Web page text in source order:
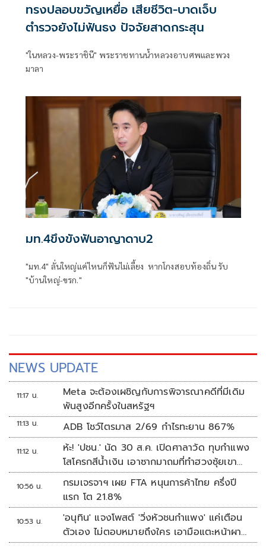
ทรงปลอบขวัญเหยื่อ เสียชีวิต-บาดเจ็บ
ตำรวจยังไม่ฟันธง ปัจจัยสาดกระสุน
"ในหลวง-พระราชินี" พระราชทานน้ำหลวงอาบศพและพวง
มาลา
มท.4ขึงขังฟันอาญาดาบ2
"มท.4" ลั่นใหญ่แค่ไหนก็ฟันไม่เลี้ยง หากโกงสอบท้องถิ่น รับ
"บ้านใหญ่-ขรก."
NEWS UPDATE
11:17 น.
Meta จะต้องเผชิญกับการพิจารณาคดีที่มีเดิม
พันสูงอีกครั้งในสหรัฐฯ
11:13 น. ADB โชว์ไตรมาส 2/69 กำไรทะยาน 867%
11:12 น.
ห้ะ! 'ปชน.' นัด 30 ส.ค. เปิดศาลาวัด ทุบกำแพง
โสโครกสีน้ำเงิน เอาซากมาถมที่ทำฮวงซุ้ยเขา
กระโดง
10:56 น.
กรมเจรจาฯ เผย FTA หนุนการค้าไทย ครึ่งปี
แรก โต 21.8%
10:53 น.
'อนุทิน' แจงโพสต์ 'วิ่งหัวชนกำแพง' แค่เตือน
ตัวเอง ไม่ตอบหมายถึงใคร เอามือแตะหน้าผา
กบอก 'หัวโน'